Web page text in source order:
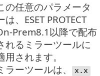
の任意のパラメータ
は、ESET PROTECT
Prem8.1 以降で配布
れるミラーツールに
用されます。
ラーツールは、
x.x